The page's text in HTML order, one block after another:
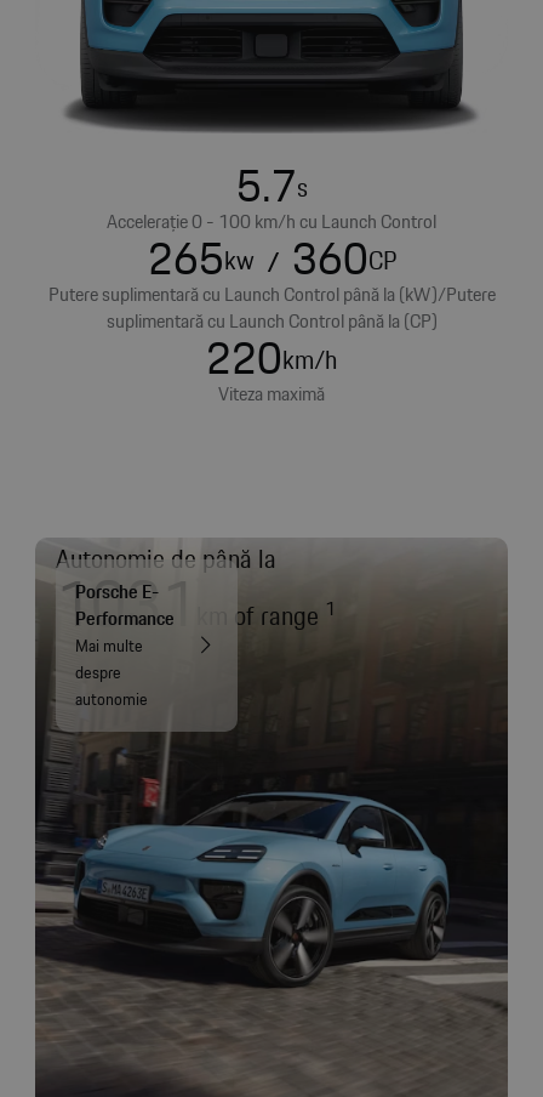
5.7s
Accelerație 0 - 100 km/h cu Launch Control
265kw / 360CP
Putere suplimentară cu Launch Control până la (kW)/Putere
suplimentară cu Launch Control până la (CP)
220km/h
Viteza maximă
Autonomie de până la
1031 km of range 1
Porsche E-
Performance
Mai multe
despre
autonomie